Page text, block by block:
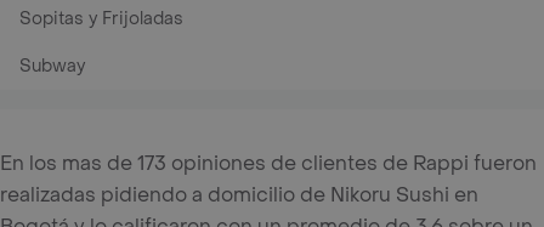
Sopitas y Frijoladas
Subway
En los mas de 173 opiniones de clientes de Rappi fueron
realizadas pidiendo a domicilio de Nikoru Sushi en